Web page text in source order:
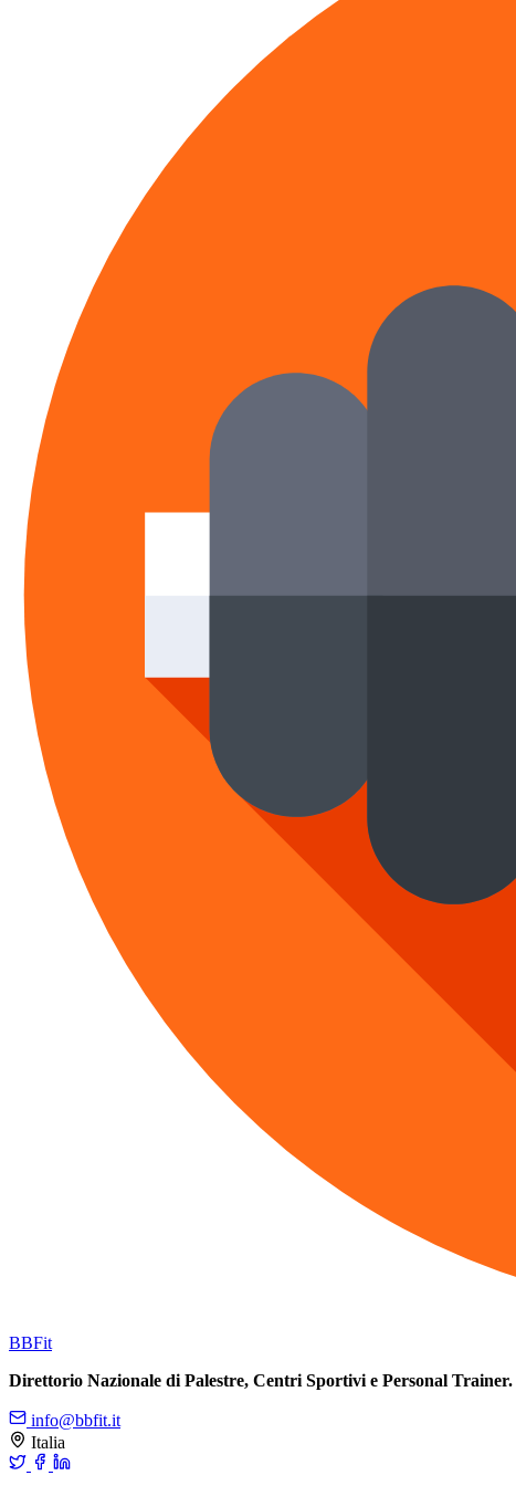
BBFit
Direttorio Nazionale di Palestre, Centri Sportivi e Personal Trainer.
info@bbfit.it
Italia